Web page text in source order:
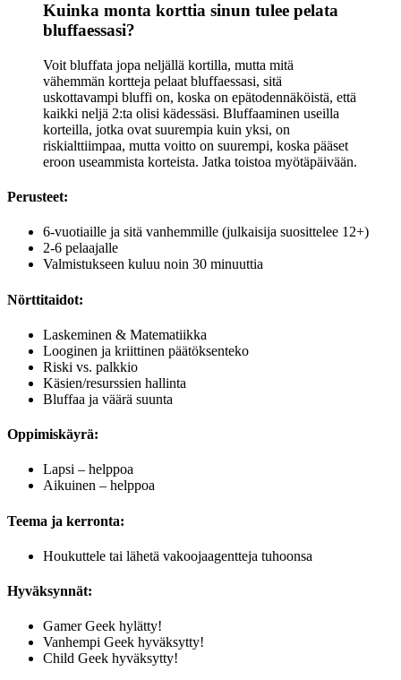
Kuinka monta korttia sinun tulee pelata
bluffaessasi?
Voit bluffata jopa neljällä kortilla, mutta mitä
vähemmän kortteja pelaat bluffaessasi, sitä
uskottavampi bluffi on, koska on epätodennäköistä, että
kaikki neljä 2:ta olisi kädessäsi. Bluffaaminen useilla
korteilla, jotka ovat suurempia kuin yksi, on
riskialttiimpaa, mutta voitto on suurempi, koska pääset
eroon useammista korteista. Jatka toistoa myötäpäivään.
Perusteet:
6-vuotiaille ja sitä vanhemmille (julkaisija suosittelee 12+)
2-6 pelaajalle
Valmistukseen kuluu noin 30 minuuttia
Nörttitaidot:
Laskeminen & Matematiikka
Looginen ja kriittinen päätöksenteko
Riski vs. palkkio
Käsien/resurssien hallinta
Bluffaa ja väärä suunta
Oppimiskäyrä:
Lapsi – helppoa
Aikuinen – helppoa
Teema ja kerronta:
Houkuttele tai lähetä vakoojaagentteja tuhoonsa
Hyväksynnät:
Gamer Geek hylätty!
Vanhempi Geek hyväksytty!
Child Geek hyväksytty!